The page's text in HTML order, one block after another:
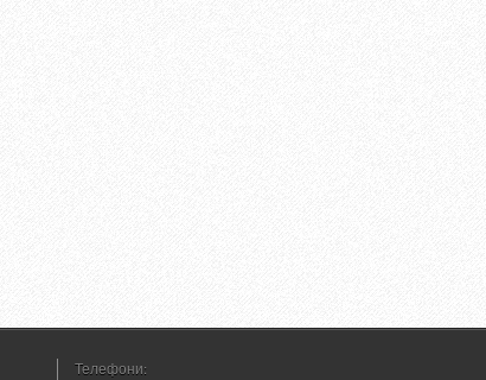
Телефони: